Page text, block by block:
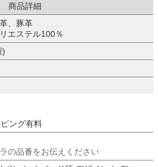
商品詳細
、豚革
エステル100％
)
ピング有料
の品番をお伝えください